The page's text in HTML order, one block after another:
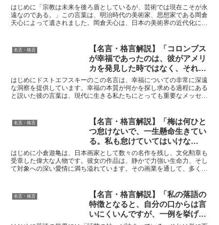
岡倉天心の深い意味と得られる教
訓
はじめに「宗教は未来を後ろ盾としているが、芸術では現在こそが永
遠なのである。」この言葉は、明治時代の美術家、思想家である岡倉
天心によって遺されました。岡倉天心は、日本の美術界の近代化に大
名言・格言
【名言・格言解説】「コロンブス
が幸福であったのは、彼がアメリ
カを発見した時ではなく、それを
発見しつつあった時である。幸福
とは生活の絶え間なき永遠の探求
にあるのであって、断じて発見に
フスキーの深い意味と得られる教
訓
はじめにドストエフスキーのこの名言は、幸福についての非常に深遠
な洞察を提供しています。幸福の本質が何かを探し求める過程にある
と説いた彼の言葉は、現代に生きる私たちにとっても重要なメッセー
名言・格言
【名言・格言解説】「梅は何ひと
つ怠けないで、一生懸命生きてい
る。私も怠けていてはいけな
い。」by 小倉 遊亀の深い意味と
得られる教訓
はじめに小倉遊亀は、日本画家として数々の名作を残し、文化勲章も
受章した偉大な人物です。彼女の作品は、静かで力強い生命力、そし
て対象への深い愛情に満ち溢れています。その画業を通して、多くの
名言・格言
【名言・格言解説】「私の落語の
特徴となると、自分の口からは言
いにくいんですが、一例を挙げる